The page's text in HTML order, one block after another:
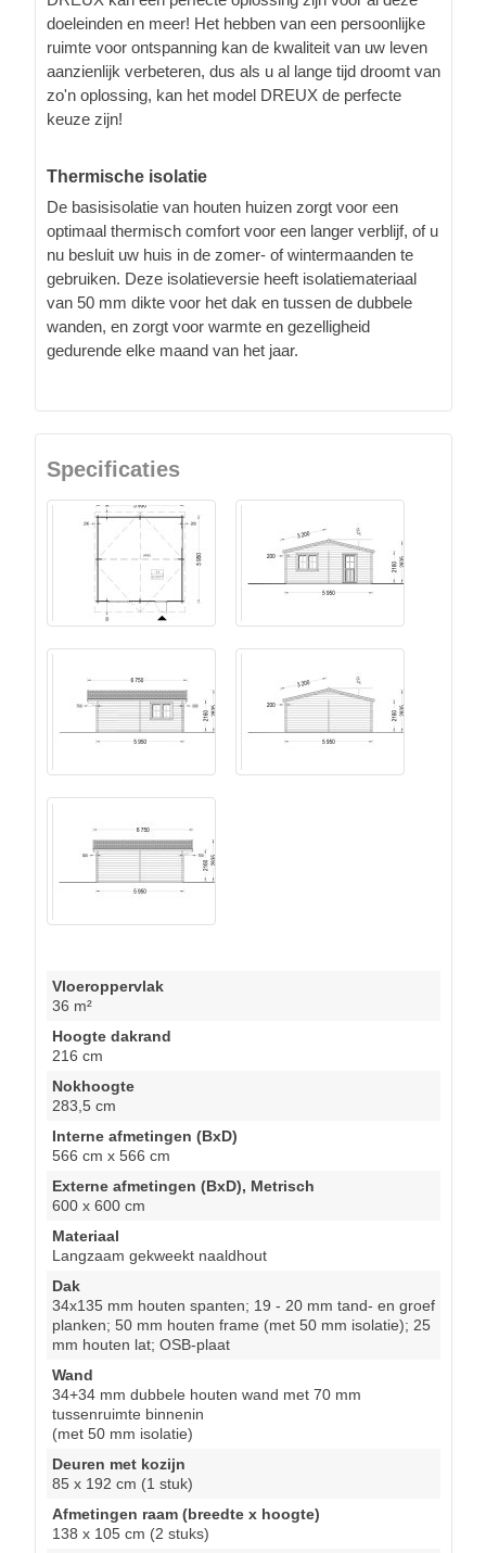
doeleinden en meer! Het hebben van een persoonlijke
ruimte voor ontspanning kan de kwaliteit van uw leven
aanzienlijk verbeteren, dus als u al lange tijd droomt van
zo'n oplossing, kan het model DREUX de perfecte
keuze zijn!
Thermische isolatie
De basisisolatie van houten huizen zorgt voor een
optimaal thermisch comfort voor een langer verblijf, of u
nu besluit uw huis in de zomer- of wintermaanden te
gebruiken. Deze isolatieversie heeft isolatiemateriaal
van 50 mm dikte voor het dak en tussen de dubbele
wanden, en zorgt voor warmte en gezelligheid
gedurende elke maand van het jaar.
Specificaties
Vloeroppervlak
36 m²
Hoogte dakrand
216 cm
Nokhoogte
283,5 cm
Interne afmetingen (BxD)
566 cm x 566 cm
Externe afmetingen (BxD), Metrisch
600 x 600 cm
Materiaal
Langzaam gekweekt naaldhout
Dak
34x135 mm houten spanten; 19 - 20 mm tand- en groef
planken; 50 mm houten frame (met 50 mm isolatie); 25
mm houten lat; OSB-plaat
Wand
34+34 mm dubbele houten wand met 70 mm
tussenruimte binnenin
(met 50 mm isolatie)
Deuren met kozijn
85 x 192 cm (1 stuk)
Afmetingen raam (breedte x hoogte)
138 x 105 cm (2 stuks)